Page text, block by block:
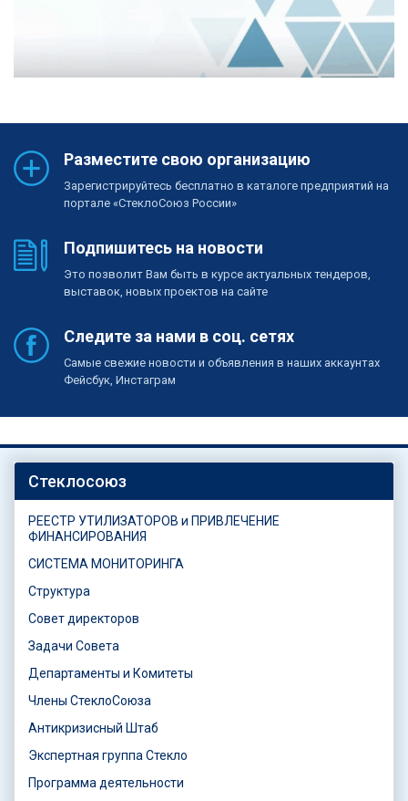
Разместите свою организацию
Зарегистрируйтесь бесплатно в каталоге предприятий на
портале «СтеклоСоюз России»
Подпишитесь на новости
Это позволит Вам быть в курсе актуальных тендеров,
выставок, новых проектов на сайте
Следите за нами в соц. сетях
Самые свежие новости и объявления в наших аккаунтах
Фейсбук, Инстаграм
Стеклосоюз
РЕЕСТР УТИЛИЗАТОРОВ и ПРИВЛЕЧЕНИЕ
ФИНАНСИРОВАНИЯ
СИСТЕМА МОНИТОРИНГА
Структура
Совет директоров
Задачи Совета
Департаменты и Комитеты
Члены СтеклоСоюза
Антикризисный Штаб
Экспертная группа Стекло
Программа деятельности